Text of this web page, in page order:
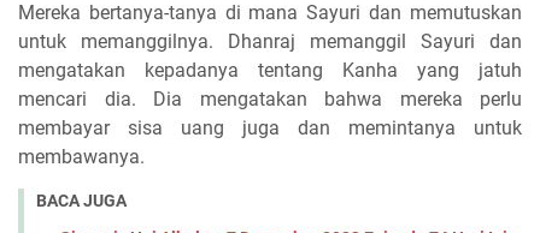
Mereka bertanya-tanya di mana Sayuri dan memutuskan
untuk memanggilnya. Dhanraj memanggil Sayuri dan
mengatakan kepadanya tentang Kanha yang jatuh
mencari dia. Dia mengatakan bahwa mereka perlu
membayar sisa uang juga dan memintanya untuk
membawanya.
BACA JUGA